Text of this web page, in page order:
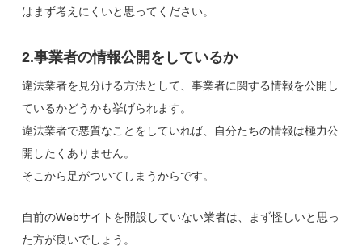
はまず考えにくいと思ってください。
2.事業者の情報公開をしているか
違法業者を見分ける方法として、事業者に関する情報を公開し
ているかどうかも挙げられます。
違法業者で悪質なことをしていれば、自分たちの情報は極力公
開したくありません。
そこから足がついてしまうからです。
自前のWebサイトを開設していない業者は、まず怪しいと思っ
た方が良いでしょう。